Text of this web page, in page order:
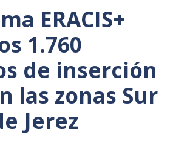
ERACIS+
1.760
de inserción
las zonas Sur
Jerez